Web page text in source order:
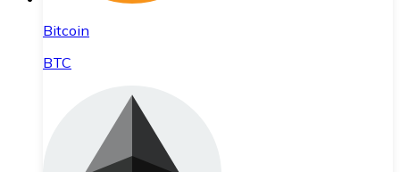
Bitcoin
BTC